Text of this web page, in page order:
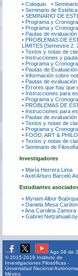
• Coloquio
•
• Seminario de
• SEMINARIO DE
• Programa y
• Programa y
• Pautas de
• PROBLEMAS DE
LÍMITES [Semestre 2.
• Textos y notas de
• Instrucciones y
• Programa y
• Pautas de
• Información sobre
• Pautas de
• Errores que hay que
• Instrucciones para
• Programa y
• PROBLEMAS DE
• Instrucciones para
• Pautas de
• Textos y notas de
• Programa y
• FOOD, ART &
• Textos y notas de
• Seminario de
Investigadores
• María Herrera Lima
• Axel Arturo Barceló
Estudiantes
• Myriam Albor
• Daniela Mesa
• Ana Carolina Zamora
• Gabriel
Ago 08 de
© 2015-2019 Instituto de
Investigaciones Filosóficas -
Universidad Nacional
México